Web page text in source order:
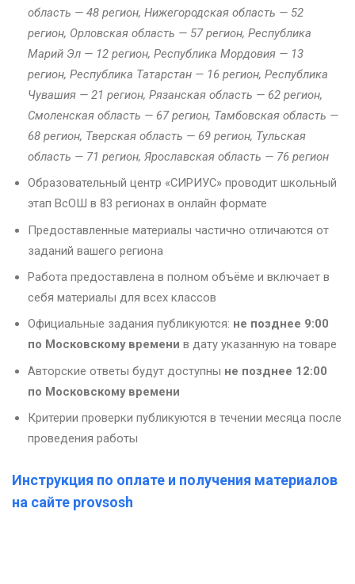
область — 48 регион, Нижегородская область — 52
регион, Орловская область — 57 регион, Республика
Марий Эл — 12 регион, Республика Мордовия — 13
регион, Республика Татарстан — 16 регион, Республика
Чувашия — 21 регион, Рязанская область — 62 регион,
Смоленская область — 67 регион, Тамбовская область —
68 регион, Тверская область — 69 регион, Тульская
область — 71 регион, Ярославская область — 76 регион
Образовательный центр «СИРИУС» проводит школьный
этап ВсОШ в 83 регионах в онлайн формате
Предоставленные материалы частично отличаются от
заданий вашего региона
Работа предоставлена в полном объёме и включает в
себя материалы для всех классов
Официальные задания публикуются: не позднее 9:00
по Московскому времени в дату указанную на товаре
Авторские ответы будут доступны не позднее 12:00
по Московскому времени
Критерии проверки публикуются в течении месяца после
проведения работы
Инструкция по оплате и получения материалов
на сайте provsosh